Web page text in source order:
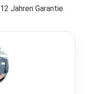
Jahren Garantie.